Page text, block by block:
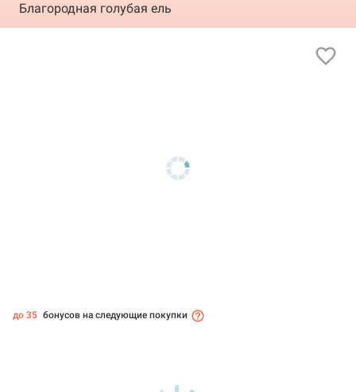
Благородная голубая ель
до 35 бонусов на следующие покупки